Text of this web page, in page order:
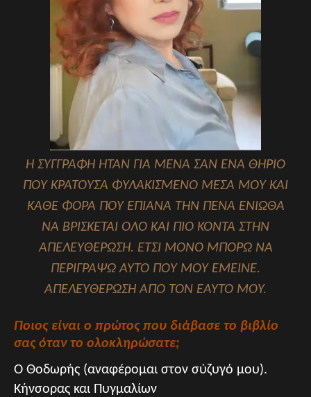
Η ΣΥΓΓΡΑΦΉ ΉΤΑΝ ΓΙΑ ΜΈΝΑ ΣΑΝ ΈΝΑ ΘΗΡΊΟ
ΠΟΥ ΚΡΑΤΟΎΣΑ ΦΥΛΑΚΙΣΜΈΝΟ ΜΈΣΑ ΜΟΥ ΚΑΙ
ΚΆΘΕ ΦΟΡΆ ΠΟΥ ΈΠΙΑΝΑ ΤΗΝ ΠΈΝΑ ΈΝΙΩΘΑ
ΝΑ ΒΡΊΣΚΕΤΑΙ ΌΛΟ ΚΑΙ ΠΙΟ ΚΟΝΤΆ ΣΤΗΝ
ΑΠΕΛΕΥΘΈΡΩΣΗ. ΈΤΣΙ ΜΌΝΟ ΜΠΟΡΏ ΝΑ
ΠΕΡΙΓΡΆΨΩ ΑΥΤΌ ΠΟΥ ΜΟΥ ΈΜΕΙΝΕ.
ΑΠΕΛΕΥΘΈΡΩΣΗ ΑΠΌ ΤΟΝ ΕΑΥΤΌ ΜΟΥ.
Ποιος είναι ο πρώτος που διάβασε το βιβλίο
σας όταν το ολοκληρώσατε;
Ο Θοδωρής (αναφέρομαι στον σύζυγό μου).
Κήνσορας και Πυγμαλίων